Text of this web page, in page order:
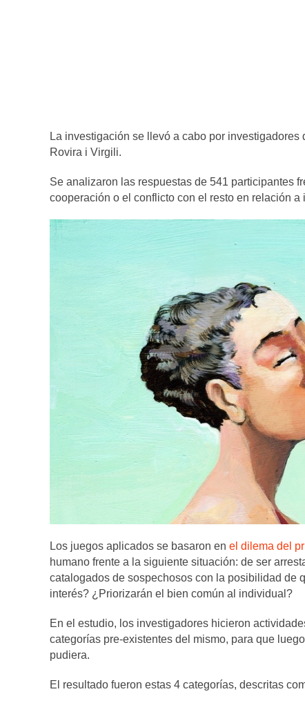
La investigación se llevó a cabo por
Rovira i Virgili.
Se analizaron las respuestas de 541 participantes
cooperación o el conflicto con el resto en relación
Los juegos aplicados se basaron en el dilema del
humano frente a la siguiente situación: de ser
catalogados de sospechosos con la posibilidad de
interés? ¿Priorizarán el bien común al individual?
En el estudio, los investigadores hicieron
categorías pre-existentes del mismo, para que
pudiera.
El resultado fueron estas 4 categorías, descritas